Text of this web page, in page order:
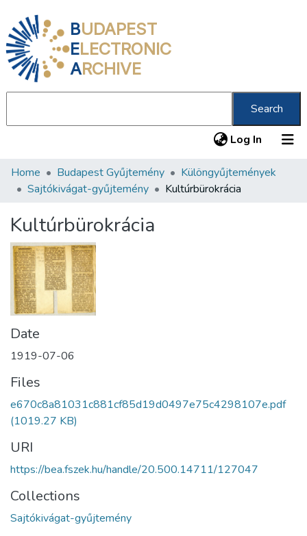
BUDAPEST
ELECTRONIC
ARCHIVE
Search
Log In (current)
Communities & Collections
Statistics
About us
Home Budapest Gyűjtemény
Különgyűjtemények
Sajtókivágat-gyűjtemény
Kultúrbürokrácia
Kultúrbürokrácia
Date
1919-07-06
Files
e670c8a81031c881cf85d19d0497e75c4298107e.pdf
(1019.27 KB)
URI
https://bea.fszek.hu/handle/20.500.14711/127047
Collections
Sajtókivágat-gyűjtemény